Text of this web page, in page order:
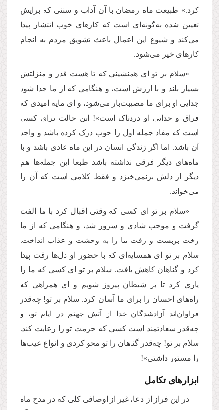
کرد.» طبیعت ماه رمضان با آن آداب و سننی که برایش
تعیین شده به‌گونه‌ای است که کارهای خوب انتشار پیدا
می‌کند و شیوع این اعمال باعث تشویق مردم به انجام
کارهای خیر می‌شود.
«سلام بر تو ای همنشینی که تا هست قدر و منزلتش
بسیار بلند و با ارزش است، و هنگامی که از ما جدا شود
جدایی او برای ما مصیبت‌بار می‌شود، و ای مایه امیدی که
فراق و جدایی او دردناک است»! این حالت برای کسی
است که مفاد جمله اول را خوب درک کرده باشد و واجد
آن باشد. اما اگر زندگی انسان در این ماه عادی باشد و با
ماه‌های دیگر فرقی نداشته باشد طبعا این جمله‌ها هم
دیگر از دلش برنمی‌خیزد و فقط کلامی است که آن را
می‌خواند.
«سلام بر تو ای کسی که وقتی اقبال کرد با ما الفت
گرفت و موجب شادی و سرور شد، و هنگامی که از ما
رخت بربست و رفت ما را به وحشت و عذاب انداخت.
سلام بر تو ای همسایه‌ای که با حضور او دل‌ها رقت پیدا
کرد و گنا‌هان کاهش یافت. سلام بر تو ای کسی که ما را
یاری کرد تا بر شیطان پیروز شویم و ای همراهی که
راه‌های احسان را برای ما آسان کرد. سلام بر تو! چه‌قدر
فراوان‌اند آزادشدگان خدا از آتش جهنم در ایام تو، و
چه‌قدر سعادتمند است کسی که حرمت تو را رعایت کند.
سلام بر تو! چه‌قدر گناهان را تو محو کردی و انواع عیب‌ها
را مستور داشتی»!
ابزارهای تکامل
در این فراز از دعا، غیر از اوصافی کلی که در مدح ماه